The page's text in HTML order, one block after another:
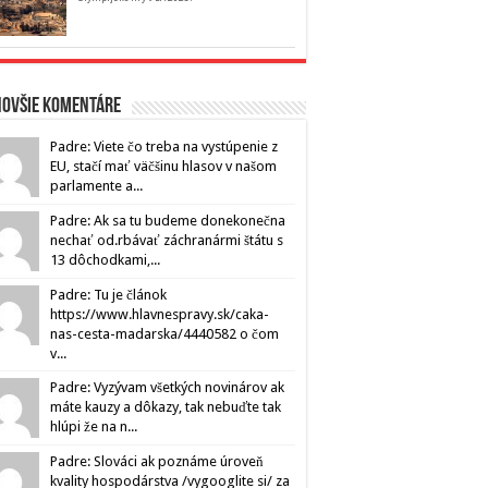
komentáre
Padre: Viete čo treba na vystúpenie z
EU, stačí mať väčšinu hlasov v našom
parlamente a...
Padre: Ak sa tu budeme donekonečna
nechať od.rbávať záchranármi štátu s
13 dôchodkami,...
Padre: Tu je článok
https://www.hlavnespravy.sk/caka-
nas-cesta-madarska/4440582 o čom
v...
Padre: Vyzývam všetkých novinárov ak
máte kauzy a dôkazy, tak nebuďte tak
hlúpi že na n...
Padre: Slováci ak poznáme úroveň
kvality hospodárstva /vygooglite si/ za